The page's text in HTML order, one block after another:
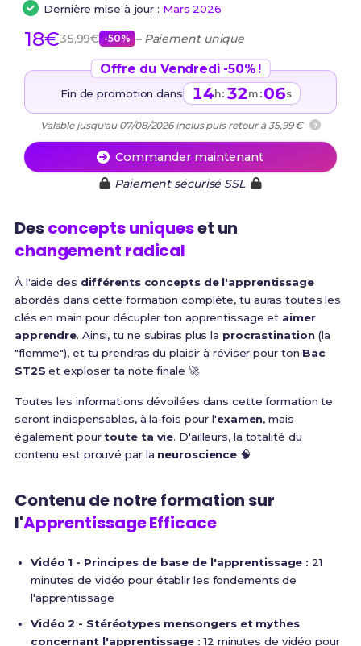
Dernière mise à jour : Mars 2026
18€35,99€ -50% – Paiement unique
Offre du Vendredi -50% !
Fin de promotion dans 14 h: 32m :05s
Valable jusqu'au 07/08/2026 inclus puis retour à 35,99 € ?
Commander maintenant
Paiement sécurisé SSL
Desconcepts uniqueset un
changement radical
À l'aide des différents concepts de l'apprentissage
abordés dans cette formation complète, tu auras toutes les
clés en main pour décupler ton apprentissage et aimer
apprendre. Ainsi, tu ne subiras plus la procrastination(la
"flemme"), et tu prendras du plaisir à réviser pour ton Bac
ST2S et exploser ta note finale 🚀
Toutes les informations dévoilées dans cette formation te
seront indispensables, à la fois pour l'examen, mais
également pourtoute ta vie. D'ailleurs, la totalité du
contenu est prouvé par la neuroscience 🧠
Contenu de notre formation sur
l'Apprentissage Efficace
Vidéo 1 - Principes de base de l'apprentissage : 21
minutes de vidéo pour établir les fondements de
l'apprentissage
Vidéo 2 - Stéréotypes mensongers et mythes
concernant l'apprentissage : 12 minutes de vidéo pour